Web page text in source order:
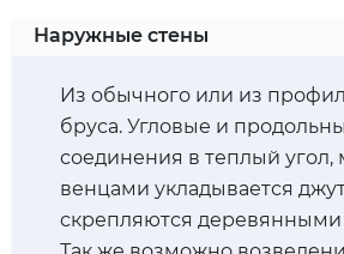
Наружные стены
Из обычного или из
бруса. Угловые и
соединения в теплый угол,
венцами укладывается
скрепляются деревянными